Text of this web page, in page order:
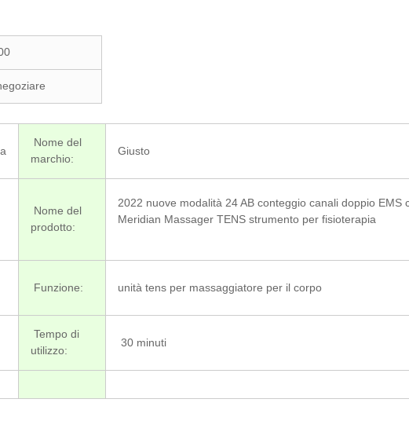
Nome del
marchio:
Giusto
Nome del
prodotto:
2022 nuove modalità 24 AB conteggio canali doppio
Meridian Massager TENS strumento per fisioterapia
Funzione: unità tens per massaggiatore per il corpo
Tempo di
utilizzo:
30 minuti